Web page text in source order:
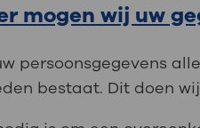
mogen wij uw
persoonsgegevens
bestaat. Dit doen